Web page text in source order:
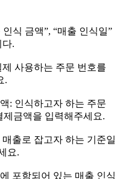
인식 금액”, “매출 인식일”
.
제 사용하는 주문 번호를
.
: 인식하고자 하는 주문
제금액을 입력해주세요.
출로 잡고자 하는 기준일
요.
포함되어 있는 매출 인식